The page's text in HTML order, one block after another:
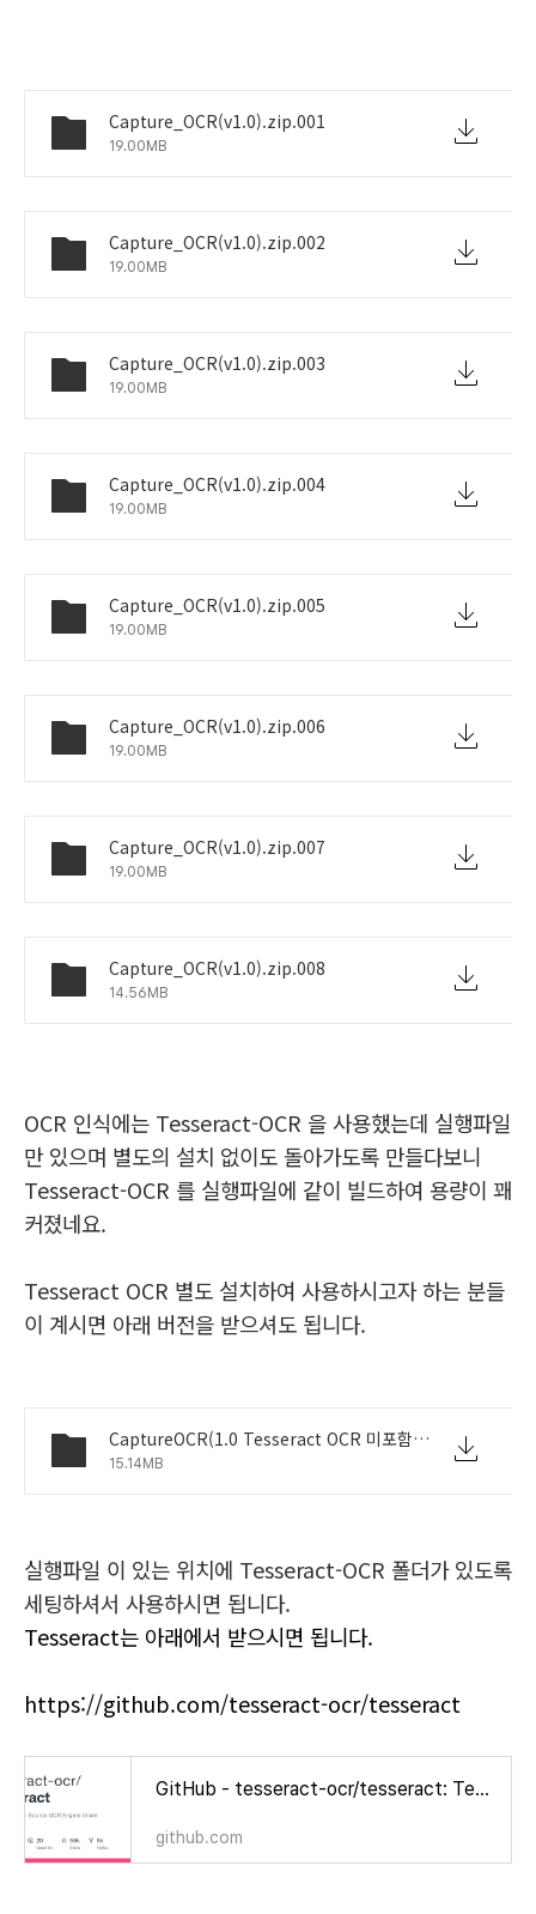
Capture_OCR(v1.0).zip.001
19.00MB
Capture_OCR(v1.0).zip.002
19.00MB
Capture_OCR(v1.0).zip.003
19.00MB
Capture_OCR(v1.0).zip.004
19.00MB
Capture_OCR(v1.0).zip.005
19.00MB
Capture_OCR(v1.0).zip.006
19.00MB
Capture_OCR(v1.0).zip.007
19.00MB
Capture_OCR(v1.0).zip.008
14.56MB
OCR 인식에는 Tesseract-OCR 을 사용했는데 실행파일
만 있으며 별도의 설치 없이도 돌아가도록 만들다보니
Tesseract-OCR 를 실행파일에 같이 빌드하여 용량이 꽤
커졌네요.
Tesseract OCR 별도 설치하여 사용하시고자 하는 분들
이 계시면 아래 버전을 받으셔도 됩니다.
CaptureOCR(1.0 Tesseract OCR 미포함).zip
15.14MB
실행파일 이 있는 위치에 Tesseract-OCR 폴더가 있도록
세팅하셔서 사용하시면 됩니다.
Tesseract는 아래에서 받으시면 됩니다.
https://github.com/tesseract-ocr/tesseract
GitHub - tesseract-ocr/tesseract: Tesseract Open Source OCR Engine (main repository)
github.com